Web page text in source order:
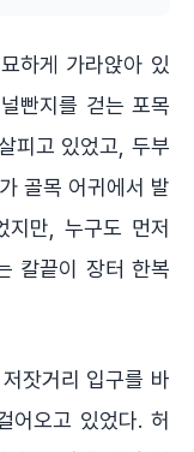
하게 가라앉아 있
빤지를 걷는 포목
피고 있었고, 두부
골목 어귀에서 발
지만, 누구도 먼저
칼끝이 장터 한복
잣거리 입구를 바
어오고 있었다. 허